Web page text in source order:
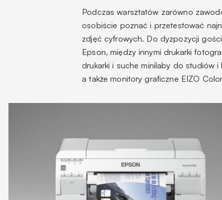
Podczas warsztatów zarówno
osobiście poznać i przetestować
zdjęć cyfrowych. Do dyzpozycji
Epson, między innymi drukarki
drukarki i suche minilaby do studiów
a także monitory graficzne EIZO